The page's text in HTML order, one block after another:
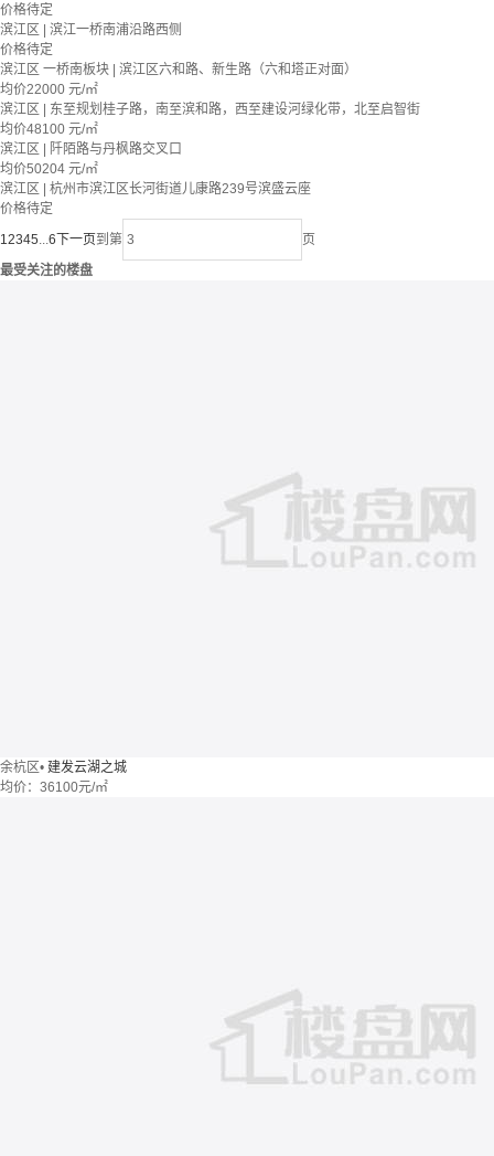
价格待定
滨江区 | 滨江一桥南浦沿路西侧
价格待定
滨江区 一桥南板块 | 滨江区六和路、新生路（六和塔正对面）
均价22000 元/㎡
滨江区 | 东至规划桂子路，南至滨和路，西至建设河绿化带，北至启智街
均价48100 元/㎡
滨江区 | 阡陌路与丹枫路交叉口
均价50204 元/㎡
滨江区 | 杭州市滨江区长河街道儿康路239号滨盛云座
价格待定
12345...6 下一页到第
页
最受关注的楼盘
余杭区• 建发云湖之城
均价： 36100元/㎡